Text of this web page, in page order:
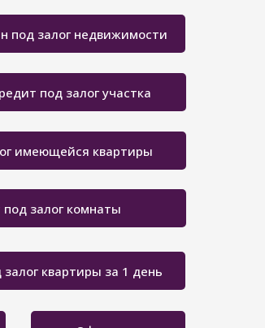
квартиры за 1 день
залог комнаты
имеющейся квартиры
под залог участка
под залог недвижимости